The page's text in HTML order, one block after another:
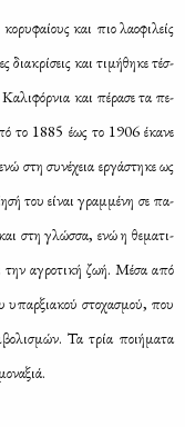
και πιο λα­ο­φι­λείς
δια­κρί­σεις και τι­μή­θη­κε τέσ­
Κα­λι­φόρ­νια και πέ­ρα­σε τα πε­
το 1885 έως το 1906 έκα­νε
στη συ­νέ­χεια ερ­γά­στη­κε ως
του εί­ναι γραμ­μέ­νη σε πα­
στη γλώσ­σα, ενώ η θε­μα­τι­
την αγρο­τι­κή ζωή. Μέ­σα από
υπαρ­ξια­κού στο­χα­σμού, που
Τα τρία ποι­ή­μα­τα